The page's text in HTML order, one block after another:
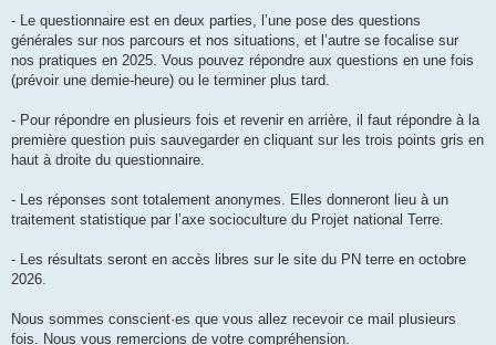
- Le questionnaire est en deux parties, l’une pose des questions
générales sur nos parcours et nos situations, et l’autre se focalise sur
nos pratiques en 2025. Vous pouvez répondre aux questions en une fois
(prévoir une demie-heure) ou le terminer plus tard.
- Pour répondre en plusieurs fois et revenir en arrière, il faut répondre à la
première question puis sauvegarder en cliquant sur les trois points gris en
haut à droite du questionnaire.
- Les réponses sont totalement anonymes. Elles donneront lieu à un
traitement statistique par l’axe socioculture du Projet national Terre.
- Les résultats seront en accès libres sur le site du PN terre en octobre
2026.
Nous sommes conscient·es que vous allez recevoir ce mail plusieurs
fois. Nous vous remercions de votre compréhension.